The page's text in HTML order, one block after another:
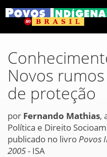
Novos
de proteção
por Fernando Mathias,
Política e Direito
publicado no livroPovos
2005- ISA